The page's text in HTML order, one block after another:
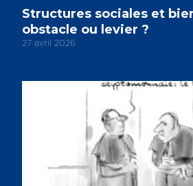
Structures sociales et
obstacle ou levier ?
27 avril 2026